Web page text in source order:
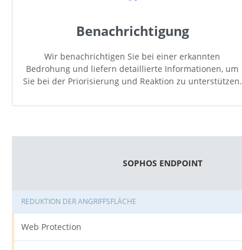
Benachrichtigung
Wir benachrichtigen Sie bei einer erkannten
Bedrohung und liefern detaillierte Informationen, um
Sie bei der Priorisierung und Reaktion zu unterstützen.
SOPHOS ENDPOINT
REDUKTION DER ANGRIFFSFLÄCHE
Web Protection